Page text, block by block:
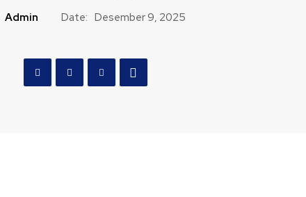
Admin Date: Desember 9, 2025